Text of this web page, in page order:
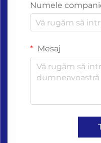
Numele
Mesaj